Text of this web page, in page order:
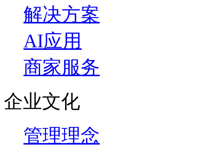
解决方案
AI应用
商家服务
企业文化
管理理念